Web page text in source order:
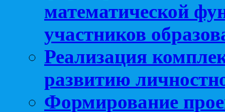
математической
участников
Реализация
развитию
Формирование